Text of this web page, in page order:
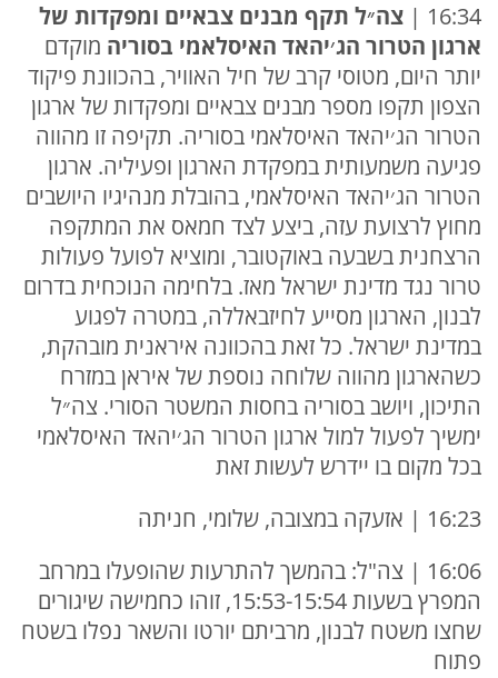
16:34 |
צה״ל תקף מבנים צבאיים ומפקדות של
ארגון הטרור הג׳יהאד האיסלאמי בסוריה מוקדם
יותר היום, מטוסי קרב של חיל האוויר, בהכוונת פיקוד
הצפון תקפו מספר מבנים צבאיים ומפקדות של ארגון
הטרור הג׳יהאד האיסלאמי בסוריה. תקיפה זו מהווה
פגיעה משמעותית במפקדת הארגון ופעיליה. ארגון
הטרור הג׳יהאד האיסלאמי, בהובלת מנהיגיו היושבים
מחוץ לרצועת עזה, ביצע לצד חמאס את המתקפה
הרצחנית בשבעה באוקטובר, ומוציא לפועל פעולות
טרור נגד מדינת ישראל מאז. בלחימה הנוכחית בדרום
לבנון, הארגון מסייע לחיזבאללה, במטרה לפגוע
במדינת ישראל. כל זאת בהכוונה איראנית מובהקת,
כשהארגון מהווה שלוחה נוספת של איראן במזרח
התיכון, ויושב בסוריה בחסות המשטר הסורי. צה״ל
ימשיך לפעול למול ארגון הטרור הג׳יהאד האיסלאמי
בכל מקום בו יידרש לעשות זאת
16:23 | אזעקה במצובה, שלומי, חניתה
16:06 | צה"ל: בהמשך להתרעות שהופעלו במרחב
המפרץ בשעות 15:53-15:54, זוהו כחמישה שיגורים
שחצו משטח לבנון, מרביתם יורטו והשאר נפלו בשטח
פתוח